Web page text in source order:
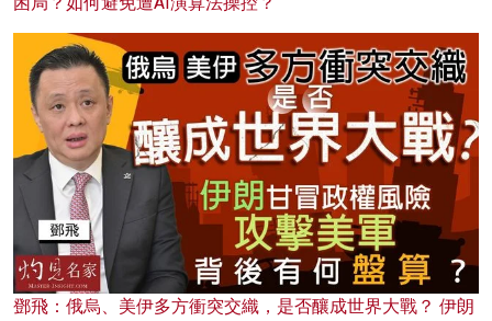
鄧飛：俄烏、美伊多方衝突交織，是否釀成世界大戰？ 伊朗